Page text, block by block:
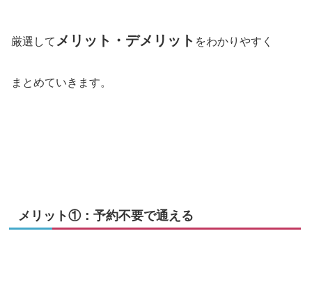
厳選して メリット・デメリット をわかりやすく
まとめていきます。
メリット①：予約不要で通える